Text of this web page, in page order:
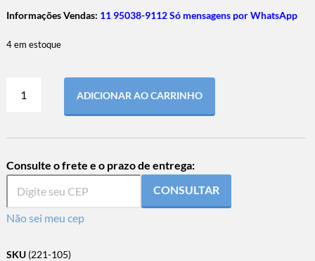
Informações Vendas: 11 95038-9112 Só mensagens por WhatsApp
4 em estoque
ADICIONAR AO CARRINHO
Consulte o frete e o prazo de entrega:
CONSULTAR
Não sei meu cep
SKU (221-105)